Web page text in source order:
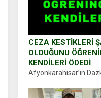
CEZA KESTİKLERİ
OLDUĞUNU
KENDİLERİ ÖDEDİ
Afyonkarahisar’ın
durdurdukları bir